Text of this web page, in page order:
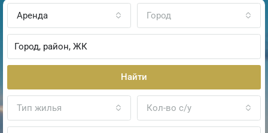
Аренда Город
Найти
Тип жилья Кол-во с/у